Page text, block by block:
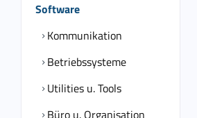
Software
Kommunikation
Betriebssysteme
Utilities u. Tools
Büro u. Organisation